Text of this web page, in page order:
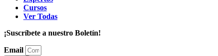
Cursos
Ver Todas
¡Suscríbete a nuestro Boletín!
Email